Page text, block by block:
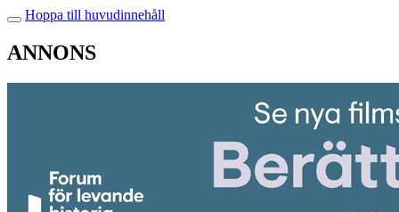
Hoppa till huvudinnehåll
ANNONS